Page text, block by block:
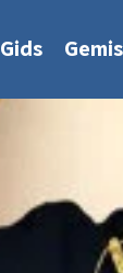
Gids